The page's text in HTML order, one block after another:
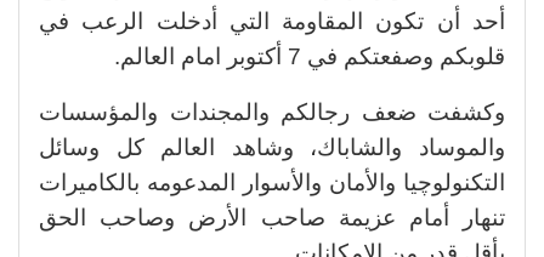
أحد أن تكون المقاومة التي أدخلت الرعب في
قلوبكم وصفعتكم في 7 أكتوبر امام العالم.
وكشفت ضعف رجالكم والمجندات والمؤسسات
والموساد والشاباك، وشاهد العالم كل وسائل
التكنولوچيا والأمان والأسوار المدعومه بالكاميرات
تنهار أمام عزيمة صاحب الأرض وصاحب الحق